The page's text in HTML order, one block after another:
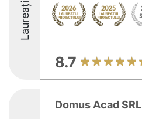
Laureați
8.7
Domus Acad SRL